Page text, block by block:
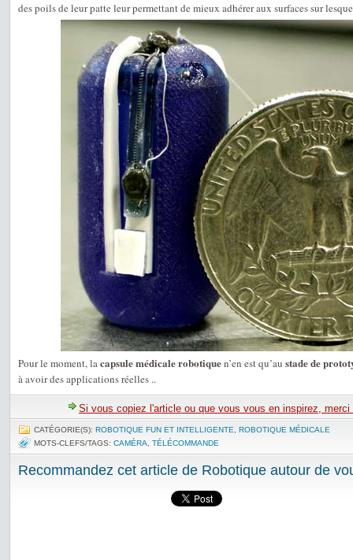
des poils de leur patte leur permettant de mieux adhérer aux surfaces sur
Pour le moment, lacapsule médicale robotiquen’en est qu’au stade de
à avoir des applications réelles ..
Si vous copiez l'article ou que vous vous en inspirez,
CATÉGORIE(S): ROBOTIQUE FUN ET INTELLIGENTE
ROBOTIQUE MÉDICALE
MOTS-CLEFS/TAGS: CAMÉRA TÉLÉCOMMANDE
Recommandez cet article de Robotique autour de